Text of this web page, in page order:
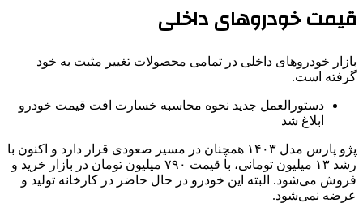
قیمت خودروهای داخلی
بازار خودروهای داخلی در تمامی محصولات تغییر مثبت به خود
گرفته است.
دستورالعمل جدید نحوه محاسبه خسارت افت قیمت خودرو
ابلاغ شد
پژو پارس مدل ۱۴۰۳ همچنان در مسیر صعودی قرار دارد و اکنون با
رشد ۱۳ میلیون تومانی، با قیمت ۷۹۰ میلیون تومان در بازار خرید و
فروش می‌شود. البته این خودرو در حال حاضر در کارخانه تولید و
عرضه نمی‌شود.